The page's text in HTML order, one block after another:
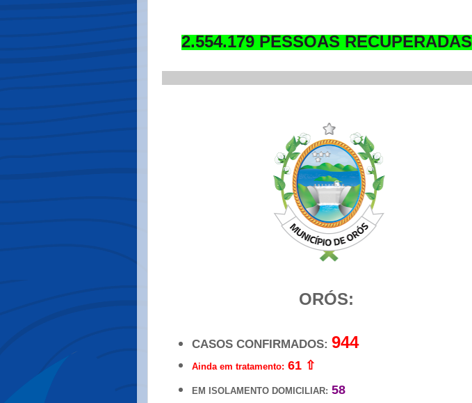
2.554.179 PESSOAS RECUPERADAS
ORÓS:
CASOS CONFIRMADOS:944
Ainda em tratamento: 61 ⇧
EM ISOLAMENTO DOMICILIAR: 58